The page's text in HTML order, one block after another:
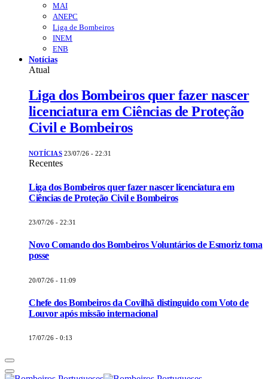
MAI
ANEPC
Liga de Bombeiros
INEM
ENB
Notícias
Atual
Liga dos Bombeiros quer fazer nascer
licenciatura em Ciências de Proteção
Civil e Bombeiros
NOTÍCIAS 23/07/26 - 22:31
Recentes
Liga dos Bombeiros quer fazer nascer licenciatura em
Ciências de Proteção Civil e Bombeiros
23/07/26 - 22:31
Novo Comando dos Bombeiros Voluntários de Esmoriz toma
posse
20/07/26 - 11:09
Chefe dos Bombeiros da Covilhã distinguido com Voto de
Louvor após missão internacional
17/07/26 - 0:13